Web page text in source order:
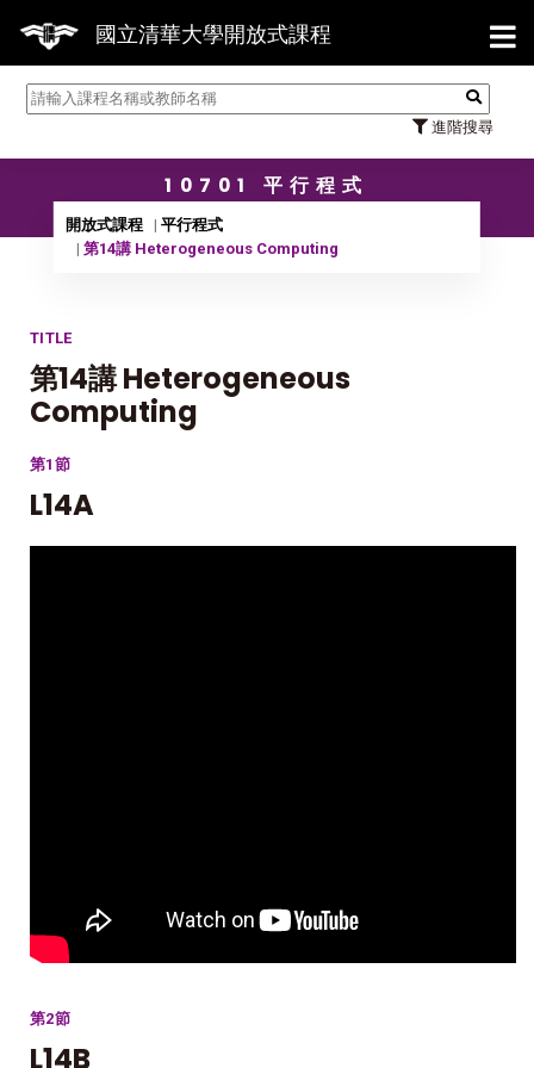
國立清華大學開放式課程
進階搜尋
【7/31】114學年度第
10701 平行程式
開放式課程
平行程式
第14講 Heterogeneous Computing
TITLE
第14講 Heterogeneous
Computing
第1節
L14A
第2節
L14B